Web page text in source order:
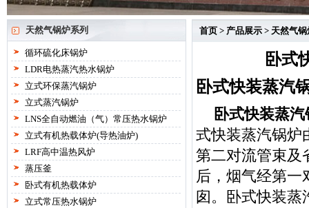
首页 > 产品展示 > 天然气
卧式
卧式快装蒸汽
卧式快装蒸
式快装蒸汽锅炉
第二对流管束及
后，烟气经第一
囱。卧式快装蒸
天然气锅炉系列
循环硫化床锅炉
LDR电热蒸汽热水锅炉
立式环保蒸汽锅炉
立式蒸汽锅炉
LNS全自动燃油（气）常压热水锅炉
立式有机热载体炉(导热油炉)
LRF高中温热风炉
蒸压釜
卧式有机热载体炉
立式常压热水锅炉